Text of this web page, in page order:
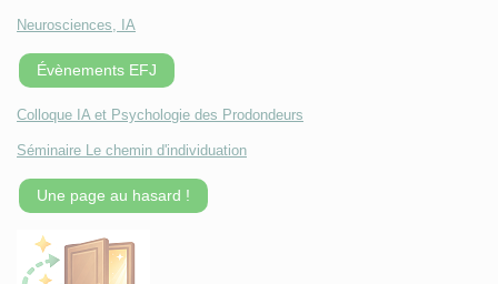
Neurosciences, IA
Évènements EFJ
Colloque IA et Psychologie des Prodondeurs
Séminaire Le chemin d'individuation
Une page au hasard !